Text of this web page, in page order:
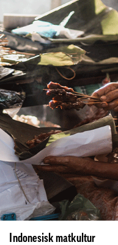
Indonesisk matkultur